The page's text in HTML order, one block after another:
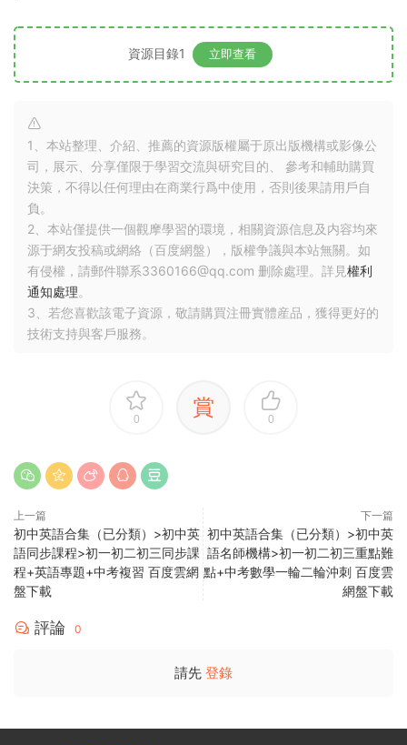
資源目錄1 立即查看
1、本站整理、介紹、推薦的資源版權屬于原出版機構或影像公
司，展示、分享僅限于學習交流與研究目的、 參考和輔助購買
決策，不得以任何理由在商業行爲中使用，否則後果請用戶自
負。
2、本站僅提供一個觀摩學習的環境，相關資源信息及内容均來
源于網友投稿或網絡（百度網盤），版權争議與本站無關。如
有侵權，請郵件聯系3360166@qq.com 删除處理。詳見權利
通知處理。
3、若您喜歡該電子資源，敬請購買注冊實體産品，獲得更好的
技術支持與客戶服務。
0 賞 0
上一篇
初中英語合集（已分類）>初中英
語同步課程>初一初二初三同步課
程+英語專題+中考複習 百度雲網
盤下載
下一篇
初中英語合集（已分類）>初中英
語名師機構>初一初二初三重點難
點+中考數學一輪二輪沖刺 百度雲
網盤下載
評論 0
請先 登錄